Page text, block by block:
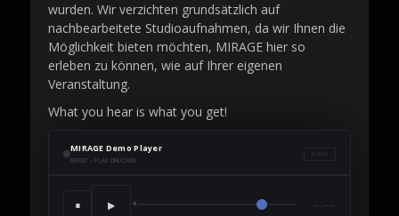
wurden. Wir verzichten grundsätzlich auf
nachbearbeitete Studioaufnahmen, da wir Ihnen die
Möglichkeit bieten möchten, MIRAGE hier so
erleben zu können, wie auf Ihrer eigenen
Veranstaltung.
What you hear is what you get!
MIRAGE Demo Player
BEREIT – PLAY DRÜCKEN
AUDIO
■ ▶ 🔈 —:——